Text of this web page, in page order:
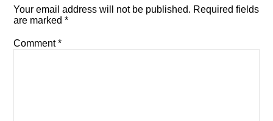
Your email address will not be published. Required fields
are marked*
Comment*